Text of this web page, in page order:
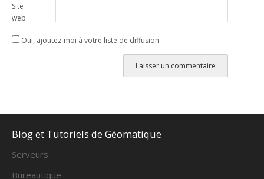
Site
web
Oui, ajoutez-moi à votre liste de diffusion.
Blog et Tutoriels de Géomatique
Serveurs
Bureautique